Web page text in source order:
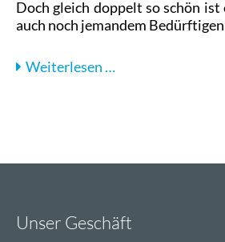
Doch gleich doppelt so schön ist
auch noch jemandem
Weiterlesen …
den
Unser Geschäft